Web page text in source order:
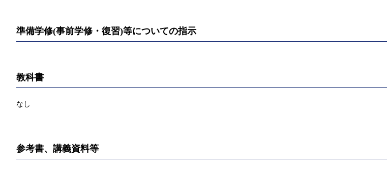
準備学修(事前学修・復習)等についての指示
教科書
なし
参考書、講義資料等